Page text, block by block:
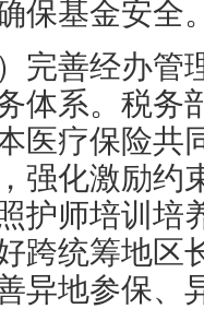
保基金安全
善经办管理
体系。税务
医疗保险共
强化激励约
护师培训培
跨统筹地区
异地参保、